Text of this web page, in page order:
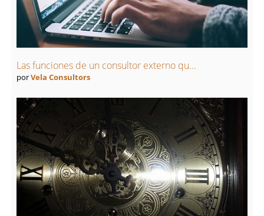
Las funciones de un consultor externo qu...
porVela Consultors